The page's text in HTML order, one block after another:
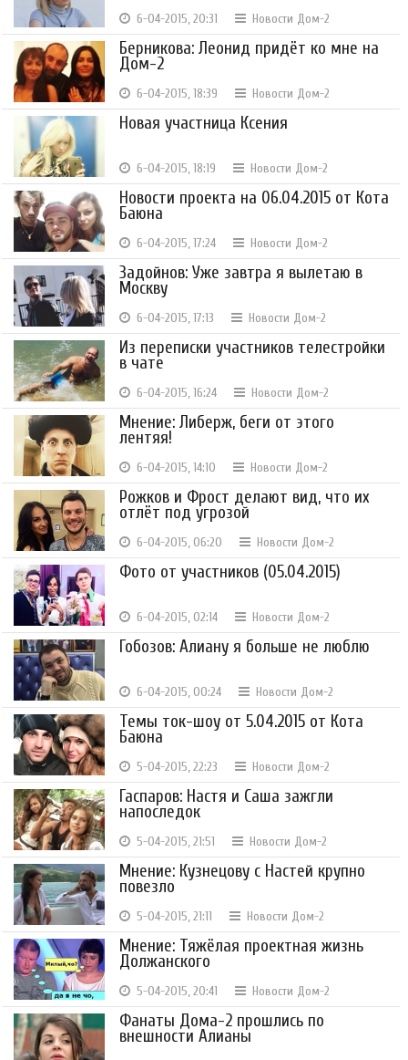
6-04-2015, 20:31 Новости Дом-2
Берникова: Леонид придёт ко мне на
Дом-2
6-04-2015, 18:39 Новости Дом-2
Новая участница Ксения
6-04-2015, 18:19 Новости Дом-2
Новости проекта на 06.04.2015 от Кота
Баюна
6-04-2015, 17:24 Новости Дом-2
Задойнов: Уже завтра я вылетаю в
Москву
6-04-2015, 17:13 Новости Дом-2
Из переписки участников телестройки
в чате
6-04-2015, 16:24 Новости Дом-2
Мнение: Либерж, беги от этого
лентяя!
6-04-2015, 14:10 Новости Дом-2
Рожков и Фрост делают вид, что их
отлёт под угрозой
6-04-2015, 06:20 Новости Дом-2
Фото от участников (05.04.2015)
6-04-2015, 02:14 Новости Дом-2
Гобозов: Алиану я больше не люблю
6-04-2015, 00:24 Новости Дом-2
Темы ток-шоу от 5.04.2015 от Кота
Баюна
5-04-2015, 22:23 Новости Дом-2
Гаспаров: Настя и Саша зажгли
напоследок
5-04-2015, 21:51 Новости Дом-2
Мнение: Кузнецову с Настей крупно
повезло
5-04-2015, 21:11 Новости Дом-2
Мнение: Тяжёлая проектная жизнь
Должанского
5-04-2015, 20:41 Новости Дом-2
Фанаты Дома-2 прошлись по
внешности Алианы